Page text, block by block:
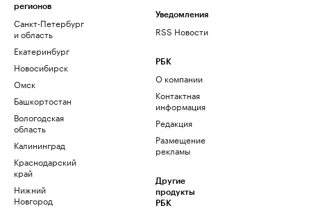
регионов
Санкт-Петербург
и область
Екатеринбург
Новосибирск
Омск
Башкортостан
Вологодская
область
Калининград
Краснодарский
край
Нижний
Новгород
Уведомления
RSS Новости
РБК
О компании
Контактная
информация
Редакция
Размещение
рекламы
Другие
продукты
РБК